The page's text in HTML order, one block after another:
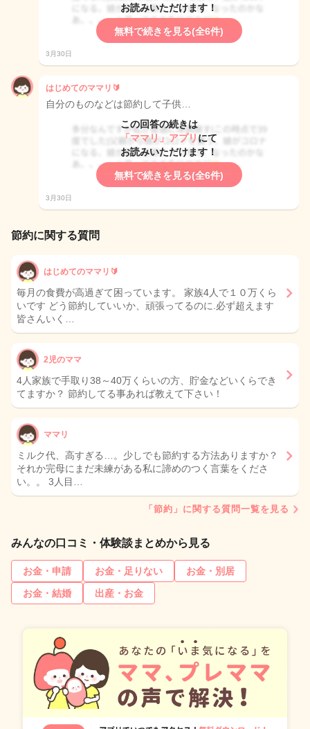
お読みいただけます！
無料で続きを見る(全6件)
3月30日
はじめてのママリ🔰
自分のものなどは節約して子供…
この回答の続きは
「ママリ」アプリ にて
お読みいただけます！
無料で続きを見る(全6件)
3月30日
節約に関する質問
はじめてのママリ🔰
毎月の食費が高過ぎて困っています。 家族4人で１０万くら
いです どう節約していいか、頑張ってるのに.必ず超えます
皆さんいく…
2児のママ
4人家族で手取り38～40万くらいの方、貯金などいくらでき
てますか？ 節約してる事あれば教えて下さい！
ママリ
ミルク代、高すぎる…。少しでも節約する方法ありますか？
それか完母にまだ未練がある私に諦めのつく言葉をくださ
い。。 3人目…
「節約」に関する質問一覧を見る
みんなの口コミ・体験談まとめから見る
お金・申請 お金・足りない
お金・別居
お金・結婚
出産・お金